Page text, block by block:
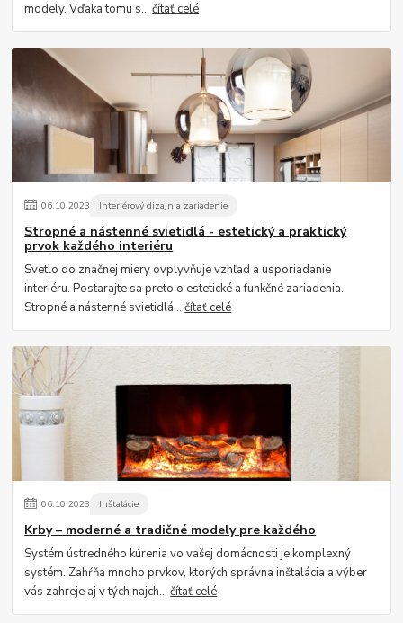
modely. Vďaka tomu s...čítať celé
06.10.2023 Interiérový dizajn a zariadenie
Stropné a nástenné svietidlá - estetický a praktický
prvok každého interiéru
Svetlo do značnej miery ovplyvňuje vzhľad a usporiadanie
interiéru. Postarajte sa preto o estetické a funkčné zariadenia.
Stropné a nástenné svietidlá...čítať celé
06.10.2023 Inštalácie
Krby – moderné a tradičné modely pre každého
Systém ústredného kúrenia vo vašej domácnosti je komplexný
systém. Zahŕňa mnoho prvkov, ktorých správna inštalácia a výber
vás zahreje aj v tých najch...čítať celé